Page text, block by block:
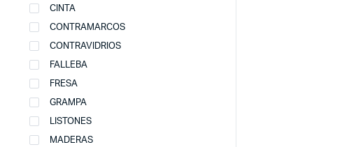
CINTA
CONTRAMARCOS
CONTRAVIDRIOS
FALLEBA
FRESA
GRAMPA
LISTONES
MADERAS